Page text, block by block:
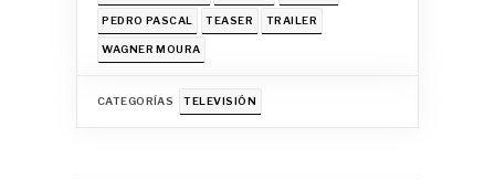
PEDRO PASCAL TEASER TRAILER
WAGNER MOURA
CATEGORÍAS TELEVISIÓN